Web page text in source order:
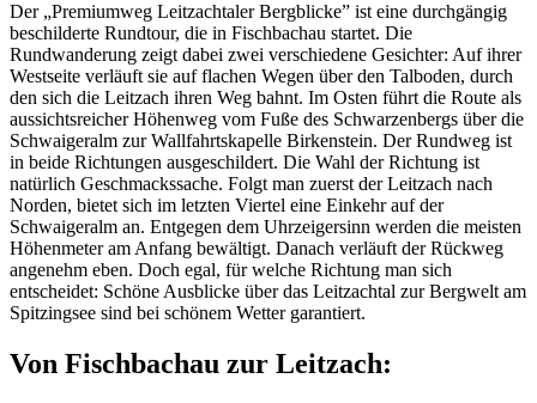
Der „Premiumweg Leitzachtaler Bergblicke” ist eine durchgängig
beschilderte Rundtour, die in Fischbachau startet. Die
Rundwanderung zeigt dabei zwei verschiedene Gesichter: Auf ihrer
Westseite verläuft sie auf flachen Wegen über den Talboden, durch
den sich die Leitzach ihren Weg bahnt. Im Osten führt die Route als
aussichtsreicher Höhenweg vom Fuße des Schwarzenbergs über die
Schwaigeralm zur Wallfahrtskapelle Birkenstein. Der Rundweg ist
in beide Richtungen ausgeschildert. Die Wahl der Richtung ist
natürlich Geschmackssache. Folgt man zuerst der Leitzach nach
Norden, bietet sich im letzten Viertel eine Einkehr auf der
Schwaigeralm an. Entgegen dem Uhrzeigersinn werden die meisten
Höhenmeter am Anfang bewältigt. Danach verläuft der Rückweg
angenehm eben. Doch egal, für welche Richtung man sich
entscheidet: Schöne Ausblicke über das Leitzachtal zur Bergwelt am
Spitzingsee sind bei schönem Wetter garantiert.
Von Fischbachau zur Leitzach: